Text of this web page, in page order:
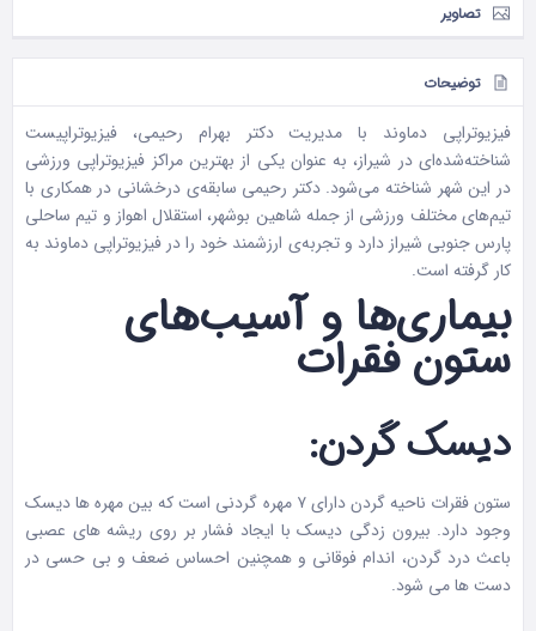
تصاویر
توضیحات
فیزیوتراپی دماوند با مدیریت دکتر بهرام رحیمی، فیزیوتراپیست
شناخته‌شده‌ای در شیراز، به عنوان یکی از بهترین مراکز فیزیوتراپی ورزشی
در این شهر شناخته می‌شود. دکتر رحیمی سابقه‌ی درخشانی در همکاری با
تیم‌های مختلف ورزشی از جمله شاهین بوشهر، استقلال اهواز و تیم ساحلی
پارس جنوبی شیراز دارد و تجربه‌ی ارزشمند خود را در فیزیوتراپی دماوند به
کار گرفته است.
بیماری‌ها و آسیب‌های
ستون فقرات
دیسک گردن:
ستون فقرات ناحیه گردن دارای ۷ مهره گردنی است که بین مهره ها دیسک
وجود دارد. بیرون زدگی دیسک با ایجاد فشار بر روی ریشه های عصبی
باعث درد گردن، اندام فوقانی و همچنین احساس ضعف و بی حسی در
دست ها می شود.